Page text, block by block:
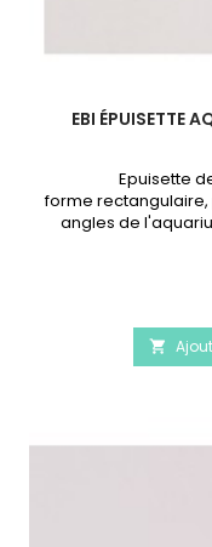
EBI ÉPUISETTE
Epuisette
forme
angles de
les
